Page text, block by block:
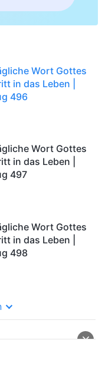
Wort Gottes
in das Leben |
496
Wort Gottes
in das Leben |
497
Wort Gottes
in das Leben |
498